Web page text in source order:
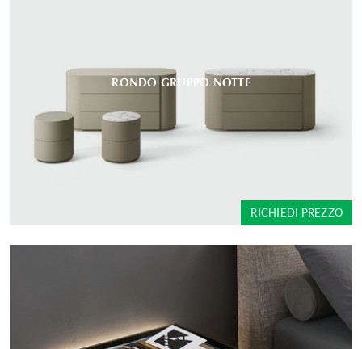
RONDO GRUPPO NOTTE
RICHIEDI PREZZO